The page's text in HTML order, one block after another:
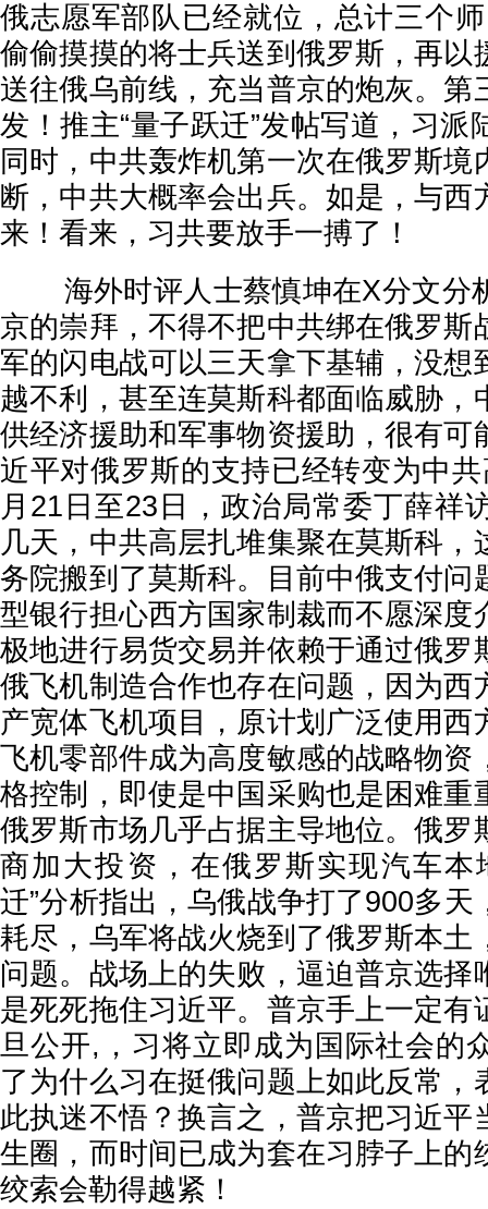
俄志愿军部队已经就位，总计三个
偷偷摸摸的将士兵送到俄罗斯，再以
送往俄乌前线，充当普京的炮灰。第
发！推主“量子跃迁”发帖写道，习派
同时，中共轰炸机第一次在俄罗斯境
断，中共大概率会出兵。如是，与西
来！看来，习共要放手一搏了！
海外时评人士蔡慎坤在X分文分
京的崇拜，不得不把中共绑在俄罗斯
军的闪电战可以三天拿下基辅，没想
越不利，甚至连莫斯科都面临威胁，
供经济援助和军事物资援助，很有可
近平对俄罗斯的支持已经转变为中
月21日至23日，政治局常委丁薛祥
几天，中共高层扎堆集聚在莫斯科，
务院搬到了莫斯科。目前中俄支付问
型银行担心西方国家制裁而不愿深度
极地进行易货交易并依赖于通过俄罗
俄飞机制造合作也存在问题，因为西
产宽体飞机项目，原计划广泛使用西
飞机零部件成为高度敏感的战略物资
格控制，即使是中国采购也是困难重
俄罗斯市场几乎占据主导地位。俄罗
商加大投资，在俄罗斯实现汽车本
迁”分析指出，乌俄战争打了900多天
耗尽，乌军将战火烧到了俄罗斯本土
问题。战场上的失败，逼迫普京选择
是死死拖住习近平。普京手上一定有
旦公开,，习将立即成为国际社会的
了为什么习在挺俄问题上如此反常，
此执迷不悟？换言之，普京把习近平
生圈，而时间已成为套在习脖子上的
绞索会勒得越紧！